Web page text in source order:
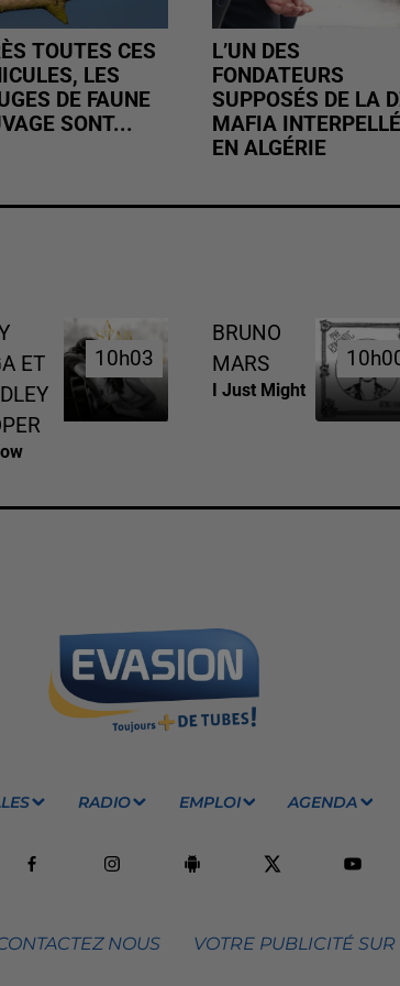
TOUTES CES
LES
DE FAUNE
SONT...
L’UN DES
FONDATEURS
SUPPOSÉS DE LA
MAFIA INTERPELLÉ
EN ALGÉRIE
ET
10h03
10h03
BRUNO
MARS
I Just Might
RADIO EMPLOI AGENDA
NOUS VOTRE PUBLICITÉ